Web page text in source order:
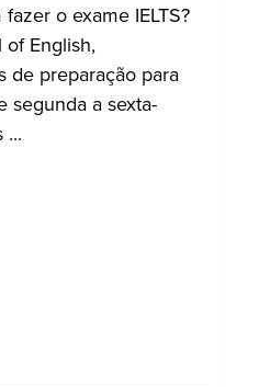
o exame IELTS?
English,
de preparação para
segunda a sexta-
...